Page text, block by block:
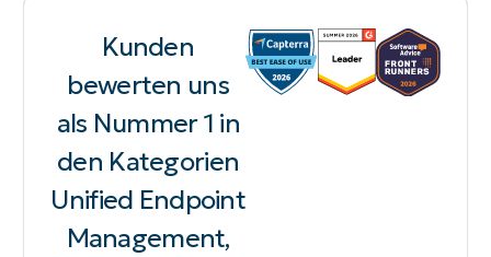
Kunden
bewerten uns
als Nummer 1 in
den Kategorien
Unified Endpoint
Management,